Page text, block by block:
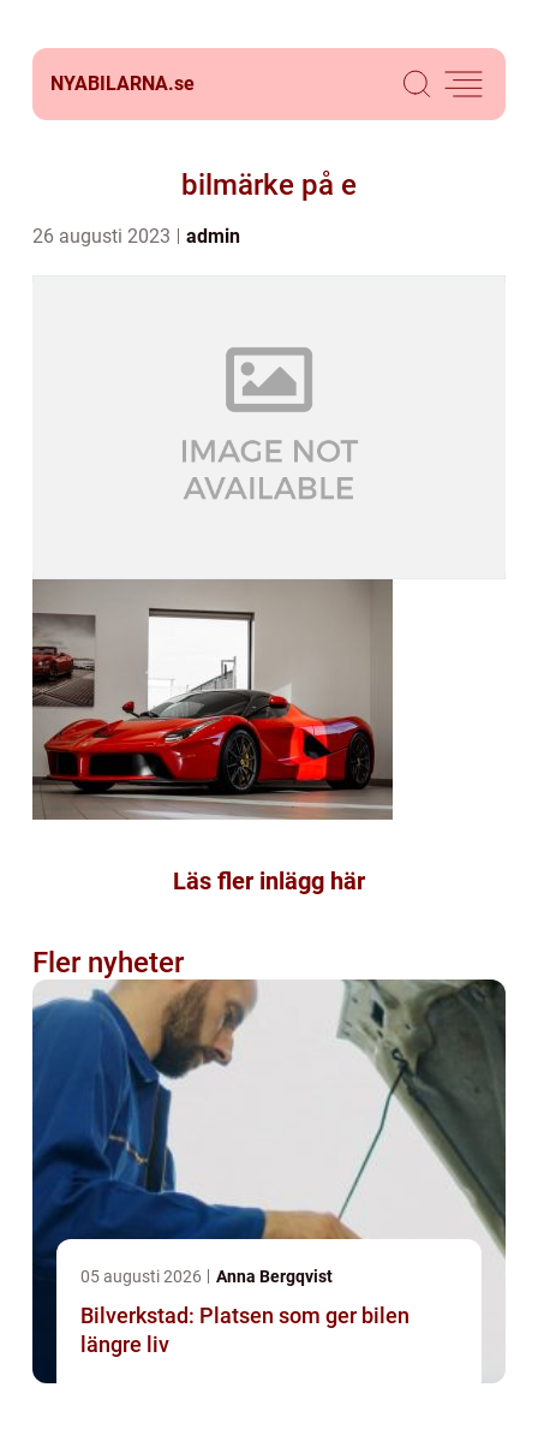
NYABILARNA.se
bilmärke på e
26 augusti 2023 admin
Läs fler inlägg här
Fler nyheter
05 augusti 2026 Anna Bergqvist
Bilverkstad: Platsen som ger bilen
längre liv